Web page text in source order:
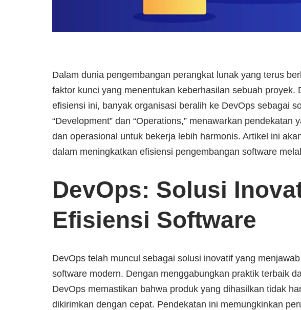
Dalam dunia pengembangan perangkat lunak yang terus
faktor kunci yang menentukan keberhasilan sebuah proyek.
efisiensi ini, banyak organisasi beralih ke DevOps sebagai
“Development” dan “Operations,” menawarkan
dan operasional untuk bekerja lebih harmonis. Artikel ini
dalam meningkatkan efisiensi pengembangan software
DevOps: Solusi
Efisiensi Software
DevOps telah muncul sebagai solusi inovatif yang
software modern. Dengan menggabungkan praktik terbaik
DevOps memastikan bahwa produk yang dihasilkan tidak
dikirimkan dengan cepat. Pendekatan ini memungkinkan